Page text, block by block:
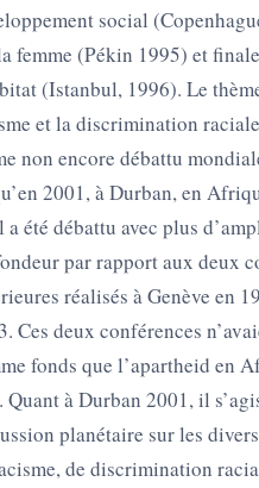
social
femme (Pékin 1995) et
(Istanbul, 1996). Le
et la discrimination
non encore débattu
2001, à Durban, en
a été débattu avec plus
par rapport aux deux
réalisés à Genève en
Ces deux conférences
fonds que l’apartheid en
Quant à Durban 2001, il
planétaire sur les
de discrimination